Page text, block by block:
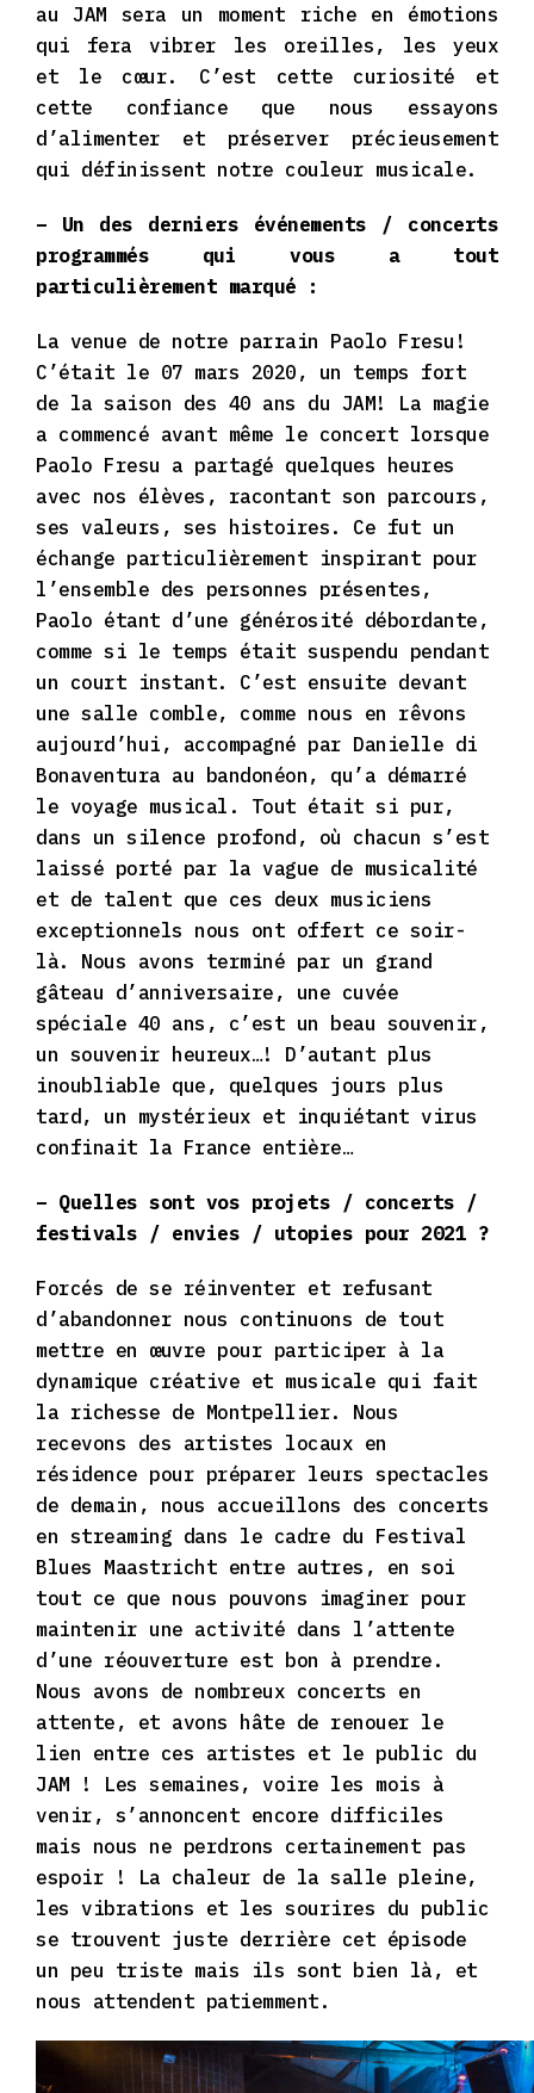
au JAM sera un moment riche en émotions
qui fera vibrer les oreilles, les yeux
et le cœur. C’est cette curiosité et
cette confiance que nous essayons
d’alimenter et préserver précieusement
qui définissent notre couleur musicale.
– Un des derniers événements / concerts
programmés qui vous a tout
particulièrement marqué :
La venue de notre parrain Paolo Fresu!
C’était le 07 mars 2020, un temps fort
de la saison des 40 ans du JAM! La magie
a commencé avant même le concert lorsque
Paolo Fresu a partagé quelques heures
avec nos élèves, racontant son parcours,
ses valeurs, ses histoires. Ce fut un
échange particulièrement inspirant pour
l’ensemble des personnes présentes,
Paolo étant d’une générosité débordante,
comme si le temps était suspendu pendant
un court instant. C’est ensuite devant
une salle comble, comme nous en rêvons
aujourd’hui, accompagné par Danielle di
Bonaventura au bandonéon, qu’a démarré
le voyage musical. Tout était si pur,
dans un silence profond, où chacun s’est
laissé porté par la vague de musicalité
et de talent que ces deux musiciens
exceptionnels nous ont offert ce soir-
là. Nous avons terminé par un grand
gâteau d’anniversaire, une cuvée
spéciale 40 ans, c’est un beau souvenir,
un souvenir heureux…! D’autant plus
inoubliable que, quelques jours plus
tard, un mystérieux et inquiétant virus
confinait la France entière…
– Quelles sont vos projets / concerts /
festivals / envies / utopies pour 2021 ?
Forcés de se réinventer et refusant
d’abandonner nous continuons de tout
mettre en œuvre pour participer à la
dynamique créative et musicale qui fait
la richesse de Montpellier. Nous
recevons des artistes locaux en
résidence pour préparer leurs spectacles
de demain, nous accueillons des concerts
en streaming dans le cadre du Festival
Blues Maastricht entre autres, en soi
tout ce que nous pouvons imaginer pour
maintenir une activité dans l’attente
d’une réouverture est bon à prendre.
Nous avons de nombreux concerts en
attente, et avons hâte de renouer le
lien entre ces artistes et le public du
JAM ! Les semaines, voire les mois à
venir, s’annoncent encore difficiles
mais nous ne perdrons certainement pas
espoir ! La chaleur de la salle pleine,
les vibrations et les sourires du public
se trouvent juste derrière cet épisode
un peu triste mais ils sont bien là, et
nous attendent patiemment.